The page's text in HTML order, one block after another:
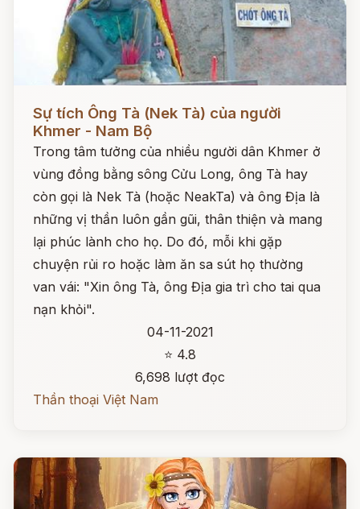
Sự tích Ông Tà (Nek Tà) của người
Khmer - Nam Bộ
Trong tâm tưởng của nhiều người dân Khmer ở
vùng đồng bằng sông Cửu Long, ông Tà hay
còn gọi là Nek Tà (hoặc NeakTa) và ông Địa là
những vị thần luôn gần gũi, thân thiện và mang
lại phúc lành cho họ. Do đó, mỗi khi gặp
chuyện rủi ro hoặc làm ăn sa sút họ thường
van vái: "Xin ông Tà, ông Địa gia trì cho tai qua
nạn khỏi".
04-11-2021
⭐ 4.8
6,698 lượt đọc
Thần thoại Việt Nam